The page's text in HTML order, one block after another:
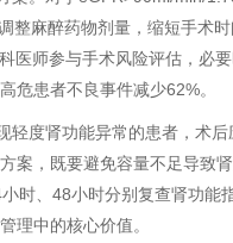
麻醉药物剂量，缩短手术
医师参与手术风险评估，必
危患者不良事件减少62%。
度肾功能异常的患者，术
案，既要避免容量不足导致
时、48小时分别复查肾功能
理中的核心价值。